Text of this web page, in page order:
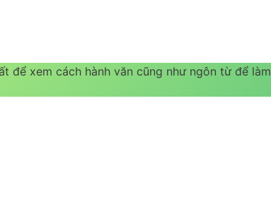
để xem cách hành văn cũng như ngôn từ để làm